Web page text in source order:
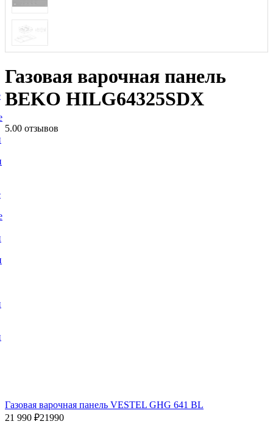
Газовая варочная панель
BEKO HILG64325SDX
5.00 отзывов
Газовая варочная панель VESTEL GHG 641 BL
21 990 ₽21990